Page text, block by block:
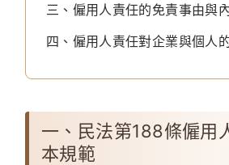
三、僱用人責任的免責事由與
四、僱用人責任對企業與個人
一、民法第188條僱用
本規範